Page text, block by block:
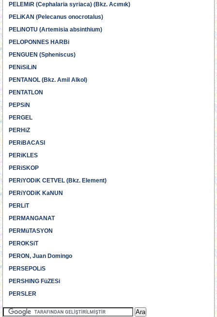
PELEMiR (Cephalaria syriaca) (Bkz. Acımık)
PELiKAN (Pelecanus onocrotalus)
PELiNOTU (Artemisia absinthium)
PELOPONNES HARBi
PENGUEN (Spheniscus)
PENiSiLiN
PENTANOL (Bkz. Amil Alkol)
PENTATLON
PEPSiN
PERGEL
PERHiZ
PERiBACASI
PERiKLES
PERiSKOP
PERiYODiK CETVEL (Bkz. Element)
PERiYODiK KaNUN
PERLiT
PERMANGANAT
PERMüTASYON
PEROKSiT
PERON, Juan Domingo
PERSEPOLiS
PERSHING FüZESi
PERSLER